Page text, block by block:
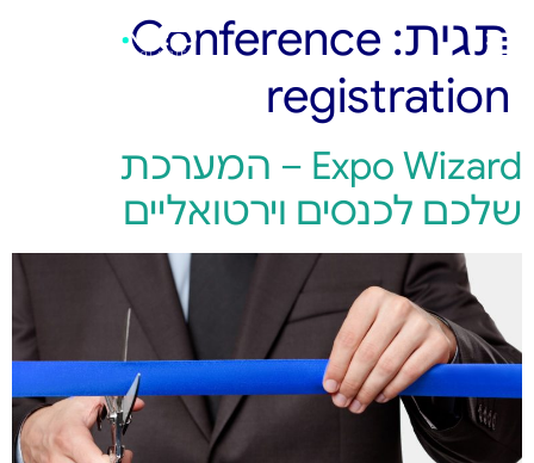
תגית: Conference
registration
Expo Wizard – המערכת
שלכם לכנסים וירטואליים